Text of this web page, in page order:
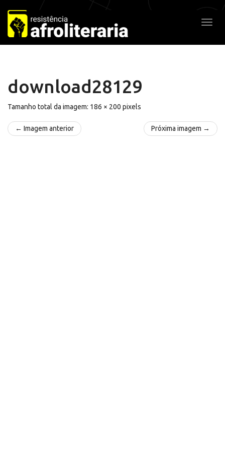
Pular
para
o
conteúdo
download28129
Tamanho total da imagem: 186 × 200 pixels
← Imagem anterior Próxima imagem →